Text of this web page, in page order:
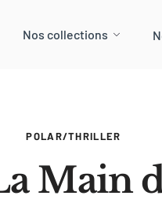
Nos collections
POLAR/THRILLER
Main